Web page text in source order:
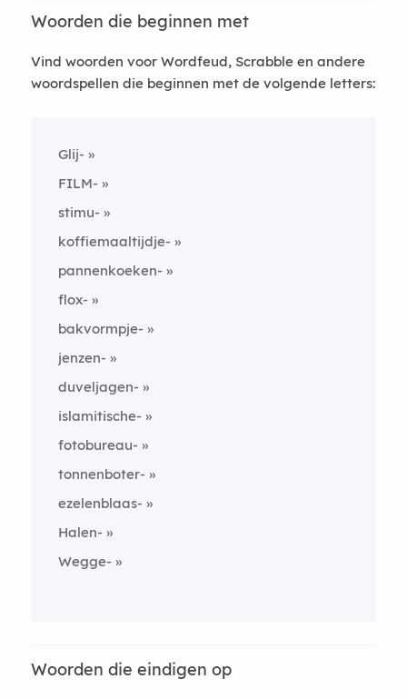
Woorden die beginnen met
Vind woorden voor Wordfeud, Scrabble en andere
woordspellen die beginnen met de volgende letters:
Glij-
FILM-
stimu-
koffiemaaltijdje-
pannenkoeken-
flox-
bakvormpje-
jenzen-
duveljagen-
islamitische-
fotobureau-
tonnenboter-
ezelenblaas-
Halen-
Wegge-
Woorden die eindigen op